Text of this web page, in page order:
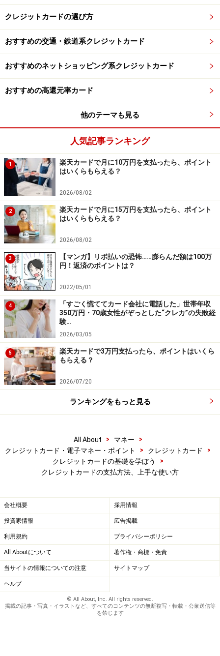
クレジットカードの選び方
おすすめの交通・鉄道系クレジットカード
おすすめのネットショッピング系クレジットカード
おすすめの高還元率カード
他のテーマも見る
人気記事ランキング
1
楽天カードで月に10万円を支払ったら、ポイント
はいくらもらえる？
2026/08/02
2
楽天カードで月に15万円を支払ったら、ポイント
はいくらもらえる？
2026/08/02
3
【マンガ】リボ払いの恐怖……膨らんだ額は100万
円！返済のポイントは？
2022/05/01
4
「すごく慌ててカード会社に電話した」世帯年収
350万円・70歳女性がぞっとした“クレカ”の失敗経
験…
2026/03/05
5
楽天カードで3万円支払ったら、ポイントはいくら
もらえる？
2026/07/20
ランキングをもっと見る
All About > マネー
>
クレジットカード・電子マネー・ポイント
> クレジットカード
>
クレジットカードの基礎を学ぼう
>
クレジットカードの支払方法、上手な使い方
会社概要 採用情報
投資家情報 広告掲載
利用規約 プライバシーポリシー
All Aboutについて 著作権・商標・免責
当サイトの情報についての注意 サイトマップ
ヘルプ
© All About, Inc. All rights reserved.
掲載の記事・写真・イラストなど、すべてのコンテンツの無断複写・転載・公衆送信等
を禁じます